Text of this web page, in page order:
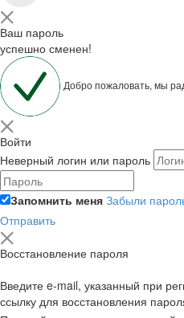
Ваш пароль
успешно сменен!
Добро пожаловать, мы
Войти
Неверный логин или пароль
Запомнить меня Забыли
Отправить
Восстановление пароля
Введите e-mail, указанный при
ссылку для восстановления